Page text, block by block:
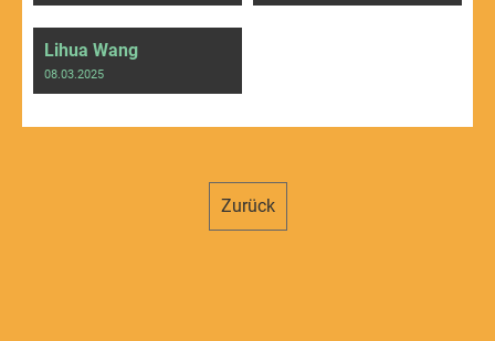
Lihua Wang
08.03.2025
Zurück